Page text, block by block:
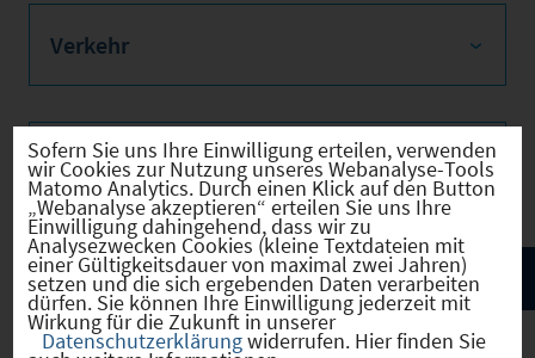
Verkehr
Infrastruktur
Sofern Sie uns Ihre Einwilligung erteilen, verwenden
wir Cookies zur Nutzung unseres Webanalyse-Tools
Matomo Analytics. Durch einen Klick auf den Button
„Webanalyse akzeptieren“ erteilen Sie uns Ihre
Einwilligung dahingehend, dass wir zu
Analysezwecken Cookies (kleine Textdateien mit
einer Gültigkeitsdauer von maximal zwei Jahren)
setzen und die sich ergebenden Daten verarbeiten
dürfen. Sie können Ihre Einwilligung jederzeit mit
Wirkung für die Zukunft in unserer
Datenschutzerklärungwiderrufen. Hier finden Sie